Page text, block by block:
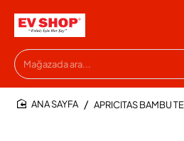
Mağazada
ara...
APRICITAS BAMBU